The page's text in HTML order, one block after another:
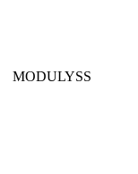
MODULYSS